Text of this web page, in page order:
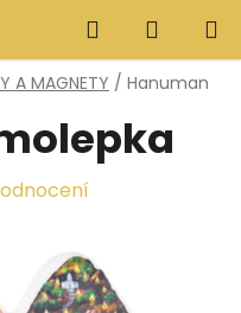
Hledat
KOŠÍK
A MAGNETY / Hanuman